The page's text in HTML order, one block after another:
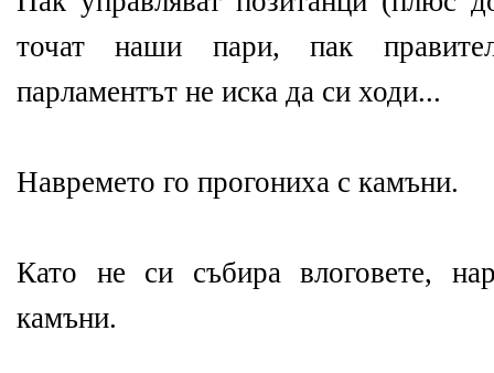
точат наши пари, пак
парламентът не иска да си ходи...
Навремето го прогониха с камъни.
Като не си събира влоговете,
камъни.